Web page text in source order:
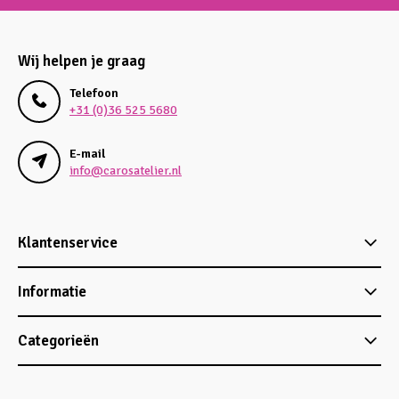
Wij helpen je graag
Telefoon
+31 (0)36 525 5680
E-mail
info@carosatelier.nl
Klantenservice
Informatie
Categorieën